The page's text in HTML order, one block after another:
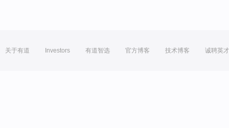
关于有道 Investors 有道智选 官方博客 技术博客 诚聘英才